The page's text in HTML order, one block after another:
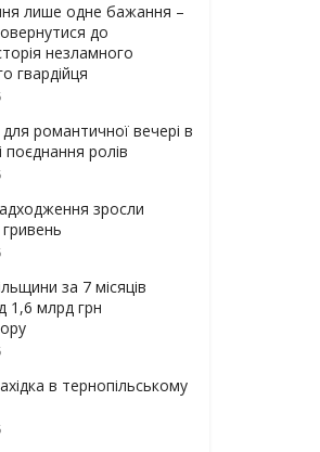
лише одне бажання –
до
незламного
гвардійця
романтичної вечері в
поєднання ролів
зросли
за 7 місяців
1,6 млрд грн
в тернопільському